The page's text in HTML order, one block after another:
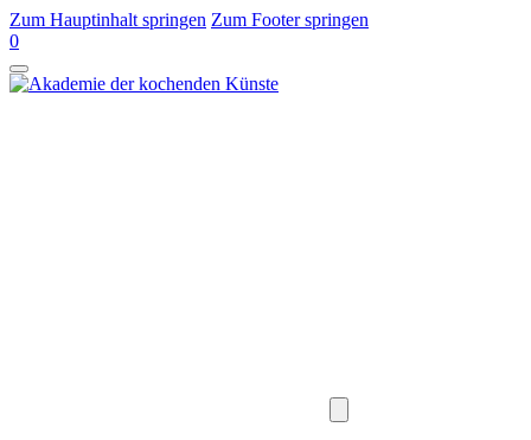
Zum Hauptinhalt springen Zum Footer springen
0